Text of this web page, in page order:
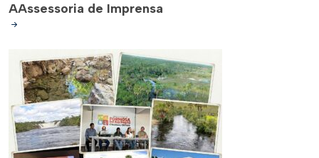
AAssessoria de Imprensa